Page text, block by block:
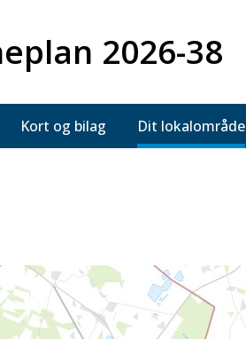
2026-38
Kort og bilag Dit lokalområde